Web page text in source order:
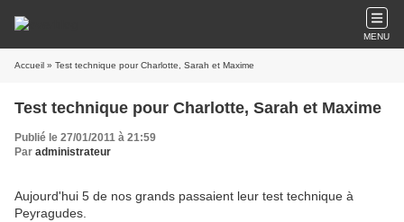
MENU
Accueil » Test technique pour Charlotte, Sarah et Maxime
Test technique pour Charlotte, Sarah et Maxime
Publié le 27/01/2011 à 21:59
Par administrateur
Aujourd'hui 5 de nos grands passaient leur test technique à
Peyragudes.